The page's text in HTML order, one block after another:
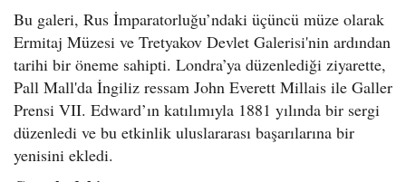
Bu galeri, Rus İmparatorluğu’ndaki üçüncü müze olarak
Ermitaj Müzesi ve Tretyakov Devlet Galerisi'nin ardından
tarihi bir öneme sahipti. Londra’ya düzenlediği ziyarette,
Pall Mall'da İngiliz ressam John Everett Millais ile Galler
Prensi VII. Edward’ın katılımıyla 1881 yılında bir sergi
düzenledi ve bu etkinlik uluslararası başarılarına bir
yenisini ekledi.